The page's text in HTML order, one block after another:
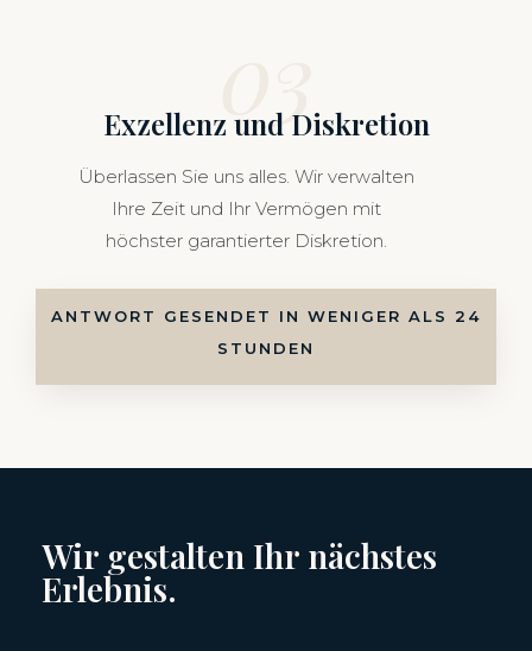
Exzellenz und Diskretion
Überlassen Sie uns alles. Wir verwalten
Ihre Zeit und Ihr Vermögen mit
höchster garantierter Diskretion.
ANTWORT GESENDET IN WENIGER ALS 24
STUNDEN
Wir gestalten Ihr nächstes
Erlebnis.